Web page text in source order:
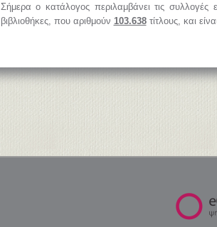
Σήμερα ο κατάλογος περιλαμβάνει τις
βιβλιοθήκες, που αριθμούν 103.638τίτλους, και